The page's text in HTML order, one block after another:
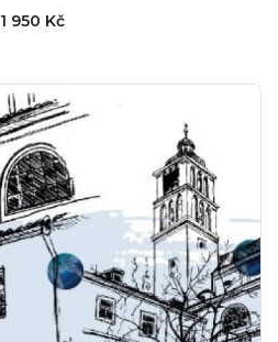
1 950 Kč